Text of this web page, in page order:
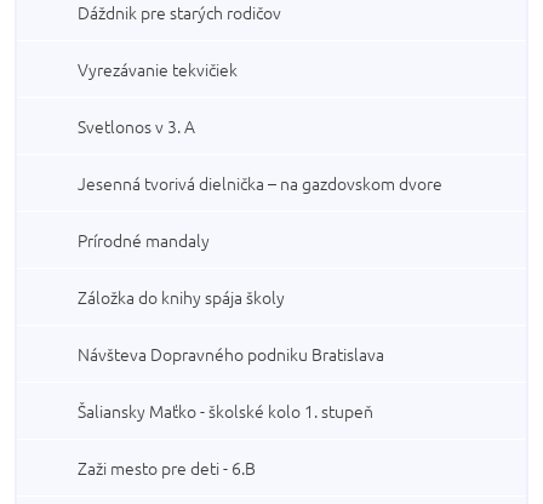
Dáždnik pre starých rodičov
Vyrezávanie tekvičiek
Svetlonos v 3. A
Jesenná tvorivá dielnička – na gazdovskom dvore
Prírodné mandaly
Záložka do knihy spája školy
Návšteva Dopravného podniku Bratislava
Šaliansky Maťko - školské kolo 1. stupeň
Zaži mesto pre deti - 6.B